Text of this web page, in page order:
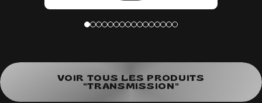
VOIR TOUS LES PRODUITS
"TRANSMISSION"